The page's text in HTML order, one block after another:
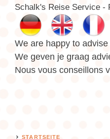
Schalk's Reise Service -
We are happy to
We geven je graag
Nous vous conseillons
STARTSEITE